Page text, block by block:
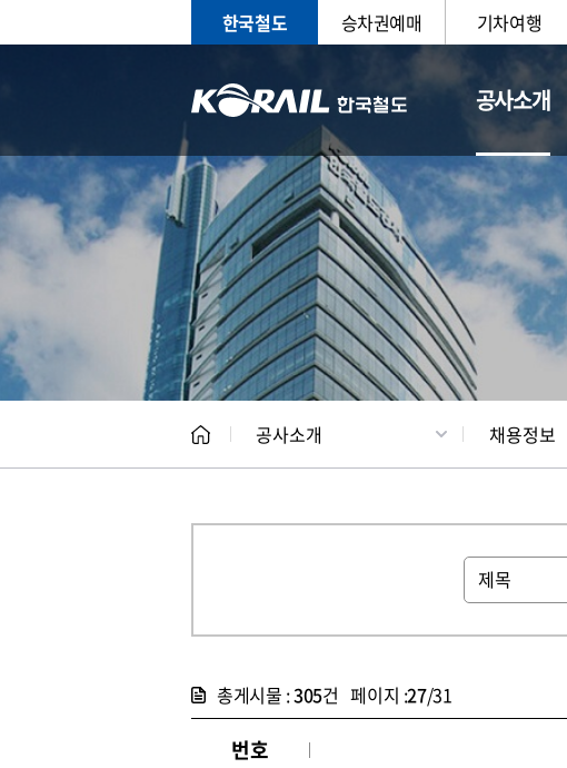
한국철도 승차권예매 기차여행
공사소개
CEO 일반현황
공사소개 채용정보
총게시물 :305건 페이지 :27/31
번호